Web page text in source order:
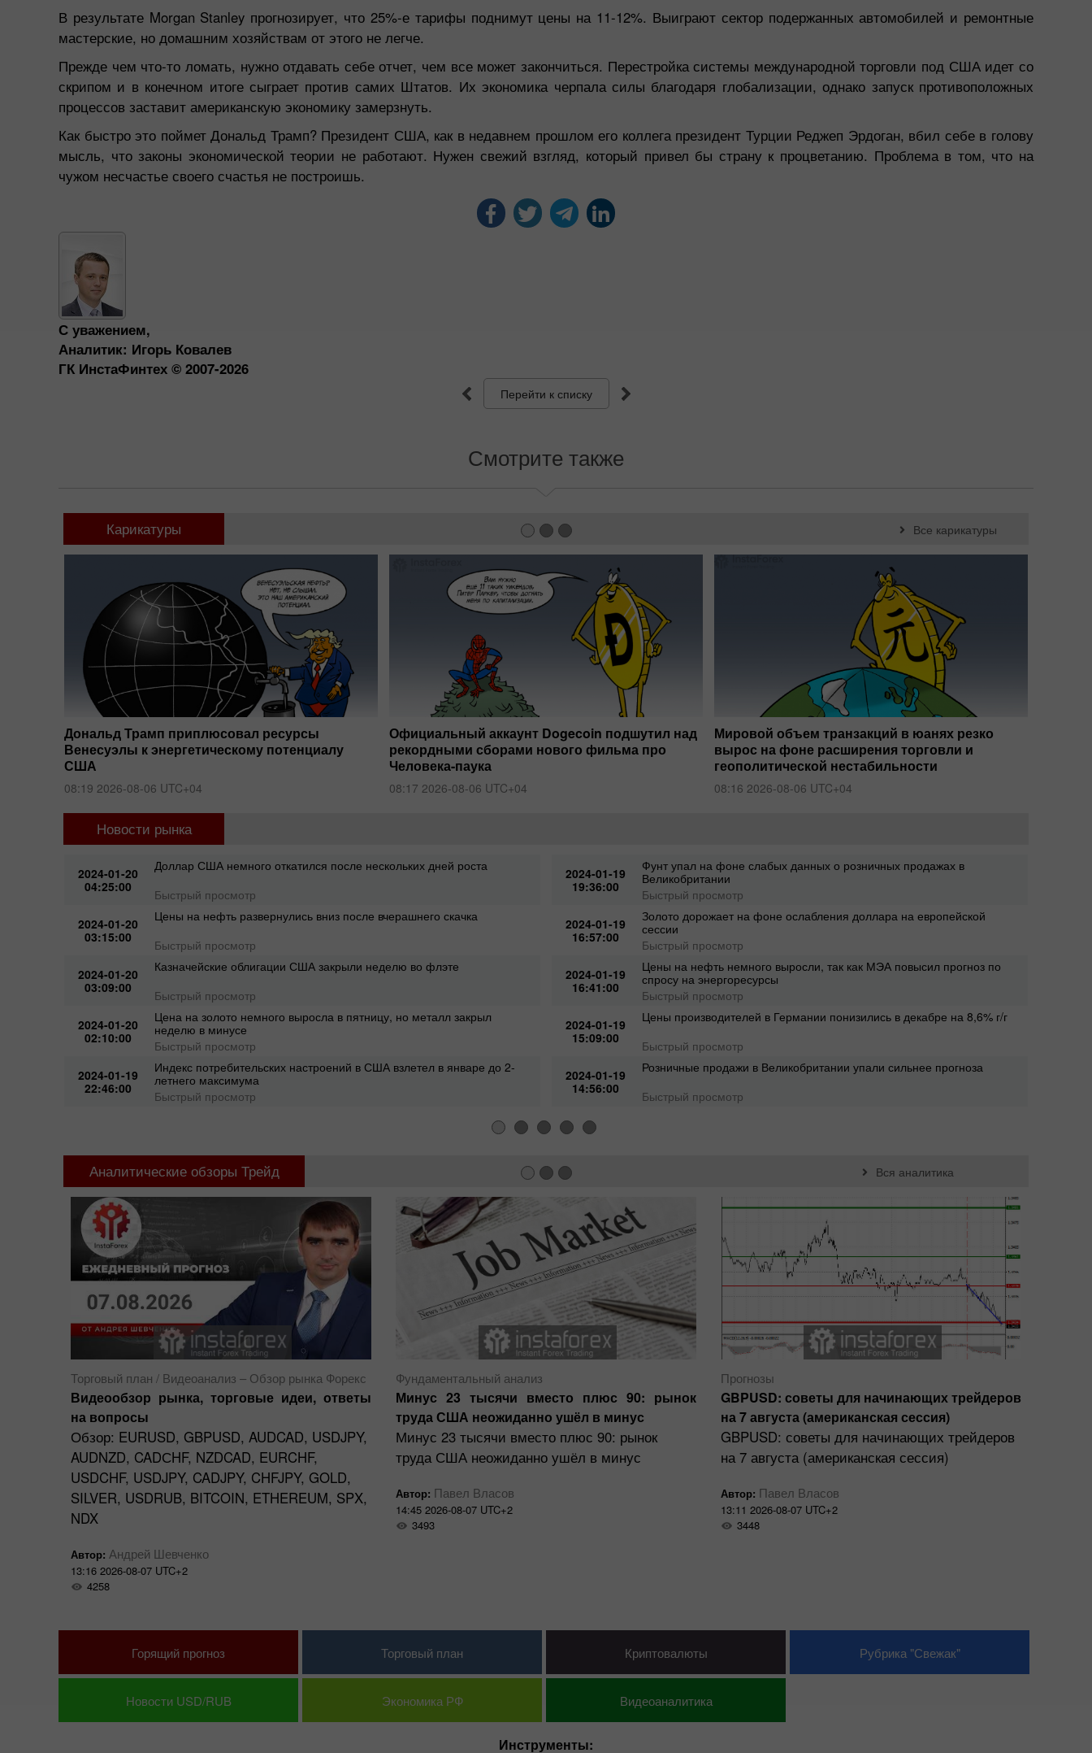
В результате Morgan Stanley прогнозирует, что 25%-е тарифы поднимут цены на 11-12%. Выиграют сектор подержанных автомобилей и ремонтные
мастерские, но домашним хозяйствам от этого не легче.
Прежде чем что-то ломать, нужно отдавать себе отчет, чем все может закончиться. Перестройка системы международной торговли под США идет со
скрипом и в конечном итоге сыграет против самих Штатов. Их экономика черпала силы благодаря глобализации, однако запуск противоположных
процессов заставит американскую экономику замерзнуть.
Как быстро это поймет Дональд Трамп? Президент США, как в недавнем прошлом его коллега президент Турции Реджеп Эрдоган, вбил себе в голову
мысль, что законы экономической теории не работают. Нужен свежий взгляд, который привел бы страну к процветанию. Проблема в том, что на
чужом несчастье своего счастья не построишь.
С уважением,
Аналитик: Игорь Ковалев
ГК ИнстаФинтех © 2007-2026
Перейти к списку
Смотрите также
Карикатуры Все карикатуры
Дональд Трамп приплюсовал ресурсы
Венесуэлы к энергетическому потенциалу
США
08:19 2026-08-06 UTC+04
Официальный аккаунт Dogecoin подшутил над
рекордными сборами нового фильма про
Человека-паука
08:17 2026-08-06 UTC+04
Мировой объем транзакций в юанях резко
вырос на фоне расширения торговли и
геополитической нестабильности
08:16 2026-08-06 UTC+04
Новости рынка
2024-01-20
04:25:00
Доллар США немного откатился после нескольких дней роста
Быстрый просмотр
2024-01-20
03:15:00
Цены на нефть развернулись вниз после вчерашнего скачка
Быстрый просмотр
2024-01-20
03:09:00
Казначейские облигации США закрыли неделю во флэте
Быстрый просмотр
2024-01-20
02:10:00
Цена на золото немного выросла в пятницу, но металл закрыл
неделю в минусе
Быстрый просмотр
2024-01-19
22:46:00
Индекс потребительских настроений в США взлетел в январе до 2-
летнего максимума
Быстрый просмотр
2024-01-19
19:36:00
Фунт упал на фоне слабых данных о розничных продажах в
Великобритании
Быстрый просмотр
2024-01-19
16:57:00
Золото дорожает на фоне ослабления доллара на европейской
сессии
Быстрый просмотр
2024-01-19
16:41:00
Цены на нефть немного выросли, так как МЭА повысил прогноз по
спросу на энергоресурсы
Быстрый просмотр
2024-01-19
15:09:00
Цены производителей в Германии понизились в декабре на 8,6% г/г
Быстрый просмотр
2024-01-19
14:56:00
Розничные продажи в Великобритании упали сильнее прогноза
Быстрый просмотр
Аналитические обзоры Трейд Вся аналитика
Торговый план / Видеоанализ – Обзор рынка Форекс
Видеообзор рынка, торговые идеи, ответы
на вопросы
Обзор: EURUSD, GBPUSD, AUDCAD, USDJPY,
AUDNZD, CADСHF, NZDCAD, EURCHF,
USDCHF, USDJPY, CADJPY, CHFJPY, GOLD,
SILVER, USDRUB, BITCOIN, ETHEREUM, SPX,
NDX
Автор: Андрей Шевченко
13:16 2026-08-07 UTC+2
4258
Фундаментальный анализ
Минус 23 тысячи вместо плюс 90: рынок
труда США неожиданно ушёл в минус
Минус 23 тысячи вместо плюс 90: рынок
труда США неожиданно ушёл в минус
Автор: Павел Власов
14:45 2026-08-07 UTC+2
3493
Прогнозы
GBPUSD: советы для начинающих трейдеров
на 7 августа (американская сессия)
GBPUSD: советы для начинающих трейдеров
на 7 августа (американская сессия)
Автор: Павел Власов
13:11 2026-08-07 UTC+2
3448
Горящий прогноз Торговый план Криптовалюты Рубрика "Свежак"
Новости USD/RUB Экономика РФ Видеоаналитика
Инструменты: